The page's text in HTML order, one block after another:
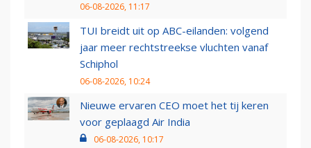
06-08-2026, 11:17
TUI breidt uit op ABC-eilanden: volgend
jaar meer rechtstreekse vluchten vanaf
Schiphol
06-08-2026, 10:24
Nieuwe ervaren CEO moet het tij keren
voor geplaagd Air India
06-08-2026, 10:17